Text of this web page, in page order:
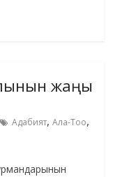
жаңы
Адабият,Ала-Тоо,